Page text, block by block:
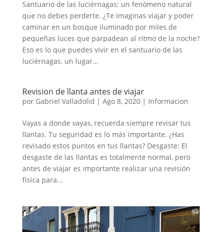
Santuario de las luciérnagas: un fenómeno natural
que no debes perderte. ¿Te imaginas viajar y poder
caminar en un bosque iluminado por miles de
pequeñas luces que parpadean al ritmo de la noche?
Eso es lo que puedes vivir en el santuario de las
luciérnagas, un lugar...
Revision de llanta antes de viajar
por Gabriel Valladolid | Ago 8, 2020| Informacion
Vayas a donde vayas, recuerda siempre revisar tus
llantas. Tu seguridad es lo más importante. ¿Has
revisado estos puntos en tus llantas? Desgaste: El
desgaste de las llantas es totalmente normal, pero
antes de viajar es importante realizar una revisión
física para...